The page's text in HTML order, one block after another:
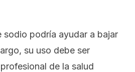
sodio podría ayudar a bajar
su uso debe ser
de la salud